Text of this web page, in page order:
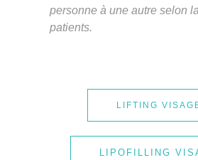
personne à une autre selon
patients.
LIFTING
LIPOFILLING